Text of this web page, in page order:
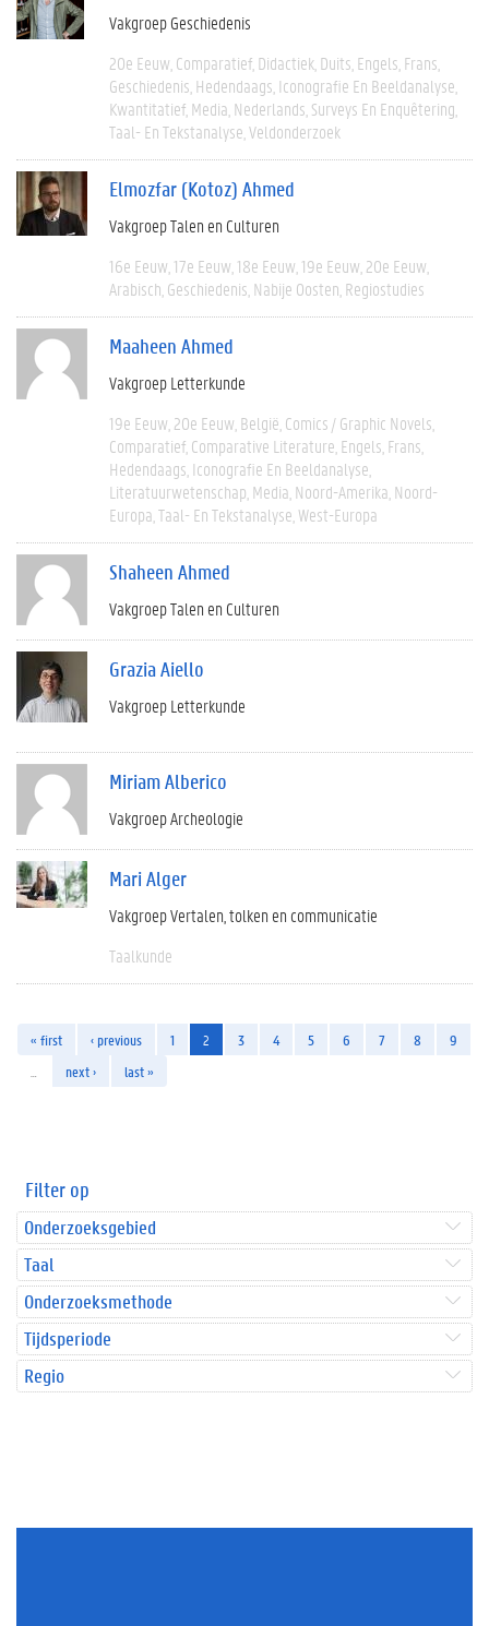
Vakgroep Geschiedenis
20e Eeuw Comparatief Didactiek Duits Engels Frans
Geschiedenis Hedendaags Iconografie En Beeldanalyse
Kwantitatief Media Nederlands Surveys En Enquêtering
Taal- En Tekstanalyse Veldonderzoek
Elmozfar (Kotoz) Ahmed
Vakgroep Talen en Culturen
16e Eeuw 17e Eeuw 18e Eeuw 19e Eeuw 20e Eeuw
Arabisch Geschiedenis Nabije Oosten Regiostudies
Maaheen Ahmed
Vakgroep Letterkunde
19e Eeuw 20e Eeuw België Comics / Graphic Novels
Comparatief Comparative Literature Engels Frans
Hedendaags Iconografie En Beeldanalyse
Literatuurwetenschap Media Noord-Amerika Noord-
Europa Taal- En Tekstanalyse West-Europa
Shaheen Ahmed
Vakgroep Talen en Culturen
Grazia Aiello
Vakgroep Letterkunde
Miriam Alberico
Vakgroep Archeologie
Mari Alger
Vakgroep Vertalen, tolken en communicatie
Taalkunde
« first ‹ previous 1 2 3 4 5 6 7 8
9
next › last »
Filter op
Onderzoeksgebied
Taal
Onderzoeksmethode
Tijdsperiode
Regio